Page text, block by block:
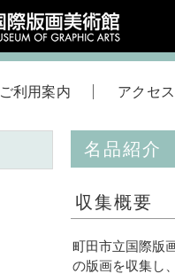
ご利用案内 アクセス
名品紹介
収集概要
町田市立国際版
の版画を収集し